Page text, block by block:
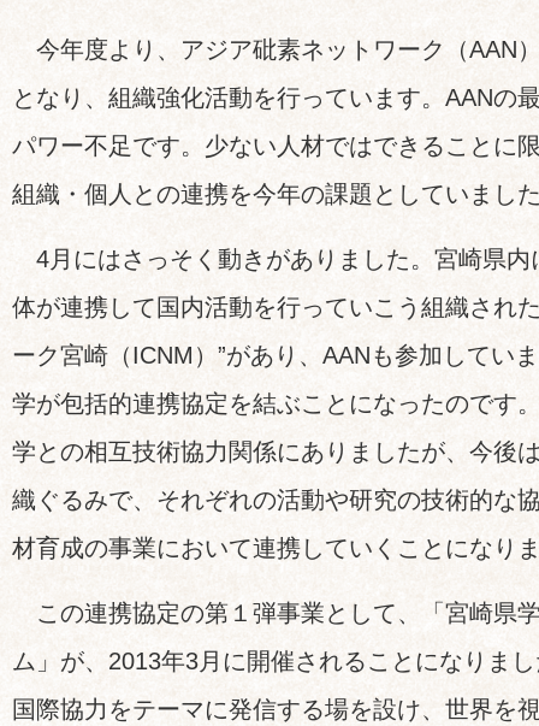
今年度より、アジア砒素ネットワーク（AAN
となり、組織強化活動を行っています。AANの
パワー不足です。少ない人材ではできることに
組織・個人との連携を今年の課題としていまし
4月にはさっそく動きがありました。宮崎県内
体が連携して国内活動を行っていこう組織され
ーク宮崎（ICNM）”があり、AANも参加してい
学が包括的連携協定を結ぶことになったのです
学との相互技術協力関係にありましたが、今後
織ぐるみで、それぞれの活動や研究の技術的な
材育成の事業において連携していくことになり
この連携協定の第１弾事業として、「宮崎県
ム」が、2013年3月に開催されることになりま
国際協力をテーマに発信する場を設け、世界を